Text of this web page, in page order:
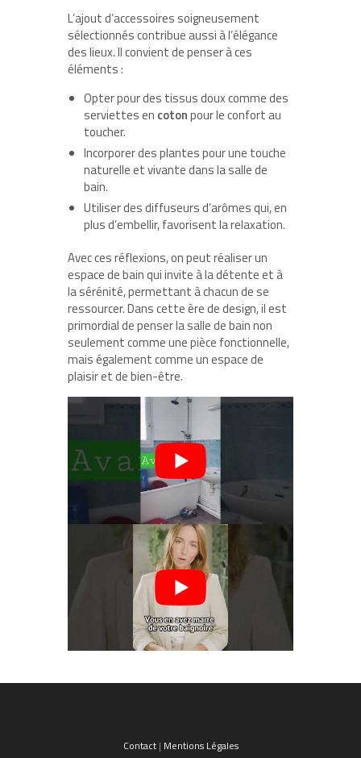
L’ajout d’accessoires soigneusement
sélectionnés contribue aussi à l’élégance
des lieux. Il convient de penser à ces
éléments :
Opter pour des tissus doux comme des
serviettes en cotonpour le confort au
toucher.
Incorporer des plantes pour une touche
naturelle et vivante dans la salle de
bain.
Utiliser des diffuseurs d’arômes qui, en
plus d’embellir, favorisent la relaxation.
Avec ces réflexions, on peut réaliser un
espace de bain qui invite à la détente et à
la sérénité, permettant à chacun de se
ressourcer. Dans cette ère de design, il est
primordial de penser la salle de bain non
seulement comme une pièce fonctionnelle,
mais également comme un espace de
plaisir et de bien-être.
Contact| Mentions Légales